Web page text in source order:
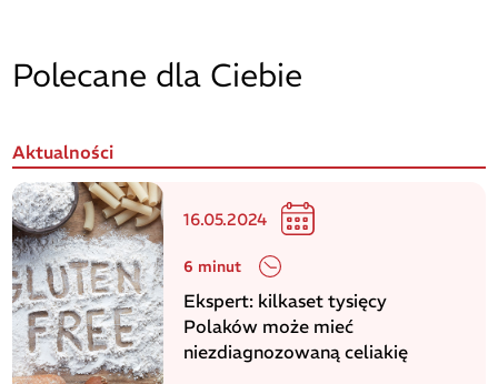
Polecane dla Ciebie
Aktualności
16.05.2024
6 minut
Ekspert: kilkaset tysięcy
Polaków może mieć
niezdiagnozowaną celiakię